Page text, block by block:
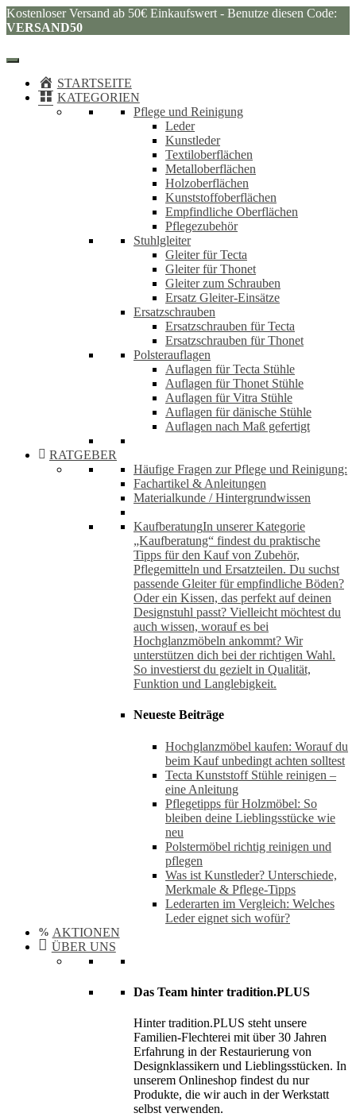
Kostenloser Versand ab 50€ Einkaufswert - Benutze diesen Code:
VERSAND50
STARTSEITE
KATEGORIEN
Pflege und Reinigung
Leder
Kunstleder
Textiloberflächen
Metalloberflächen
Holzoberflächen
Kunststoffoberflächen
Empfindliche Oberflächen
Pflegezubehör
Stuhlgleiter
Gleiter für Tecta
Gleiter für Thonet
Gleiter zum Schrauben
Ersatz Gleiter-Einsätze
Ersatzschrauben
Ersatzschrauben für Tecta
Ersatzschrauben für Thonet
Polsterauflagen
Auflagen für Tecta Stühle
Auflagen für Thonet Stühle
Auflagen für Vitra Stühle
Auflagen für dänische Stühle
Auflagen nach Maß gefertigt
RATGEBER
Häufige Fragen zur Pflege und Reinigung:
Fachartikel & Anleitungen
Materialkunde / Hintergrundwissen
KaufberatungIn unserer Kategorie
„Kaufberatung“ findest du praktische
Tipps für den Kauf von Zubehör,
Pflegemitteln und Ersatzteilen. Du suchst
passende Gleiter für empfindliche Böden?
Oder ein Kissen, das perfekt auf deinen
Designstuhl passt? Vielleicht möchtest du
auch wissen, worauf es bei
Hochglanzmöbeln ankommt? Wir
unterstützen dich bei der richtigen Wahl.
So investierst du gezielt in Qualität,
Funktion und Langlebigkeit.
Neueste Beiträge
Hochglanzmöbel kaufen: Worauf du
beim Kauf unbedingt achten solltest
Tecta Kunststoff Stühle reinigen –
eine Anleitung
Pflegetipps für Holzmöbel: So
bleiben deine Lieblingsstücke wie
neu​
Polstermöbel richtig reinigen und
pflegen
Was ist Kunstleder? Unterschiede,
Merkmale & Pflege-Tipps
Lederarten im Vergleich: Welches
Leder eignet sich wofür?
AKTIONEN
ÜBER UNS
Das Team hinter tradition.PLUS
Hinter tradition.PLUS steht unsere
Familien-Flechterei mit über 30 Jahren
Erfahrung in der Restaurierung von
Designklassikern und Lieblingsstücken. In
unserem Onlineshop findest du nur
Produkte, die wir auch in der Werkstatt
selbst verwenden.